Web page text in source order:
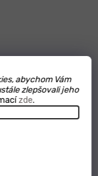
abychom Vám
zlepšovali jeho
zde.